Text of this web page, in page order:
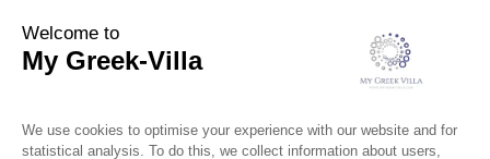
Le Quartier
Localisation